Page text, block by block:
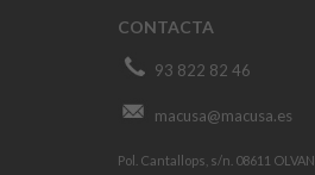
CONTACTA
93 822 82 46
macusa@macusa.es
Pol. Cantallops, s/n. 08611 OLVAN